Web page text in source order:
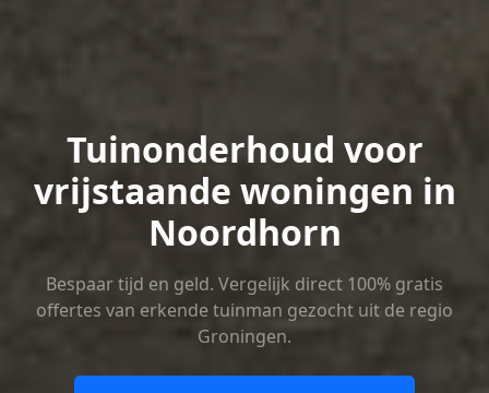
Tuinonderhoud voor
vrijstaande woningen in
Noordhorn
Bespaar tijd en geld. Vergelijk direct 100% gratis
offertes van erkende tuinman gezocht uit de regio
Groningen.